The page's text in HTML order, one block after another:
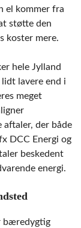
el kommer fra
støtte den
koster mere.
hele Jylland
lavere end i
meget
aftaler, der både
DCC Energi og
beskedent
energi.
bæredygtig